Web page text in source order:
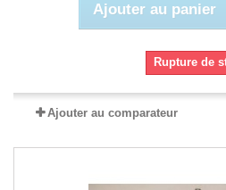
Ajouter au panier
Rupture de
Ajouter au comparateur